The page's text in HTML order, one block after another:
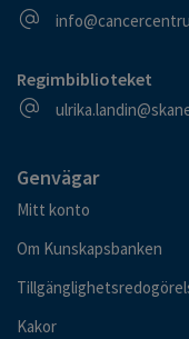
E-postadress
Regimbiblioteket
E-postadress
Genvägar
Mitt konto
Om Kunskapsbanken
Kakor